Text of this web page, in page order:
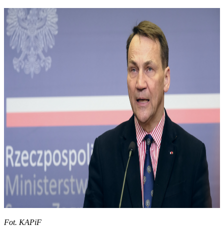
Fot. KAPiF